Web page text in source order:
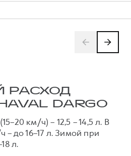
РАСХОД
DARGO
км/ч) – 12,5 – 14,5 л. В
– до 16–17 л. Зимой при
л.